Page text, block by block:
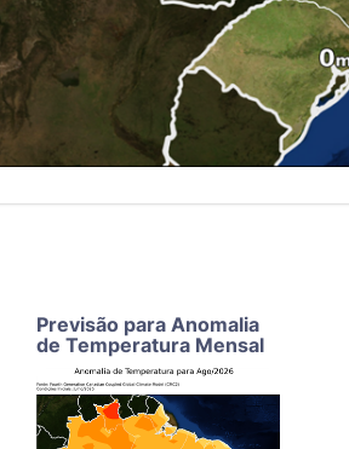
Previsão para Anomalia
de Temperatura Mensal